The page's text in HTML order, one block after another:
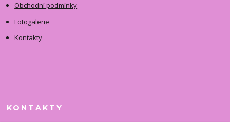
Obchodní podmínky
Fotogalerie
Kontakty
KONTAKTY